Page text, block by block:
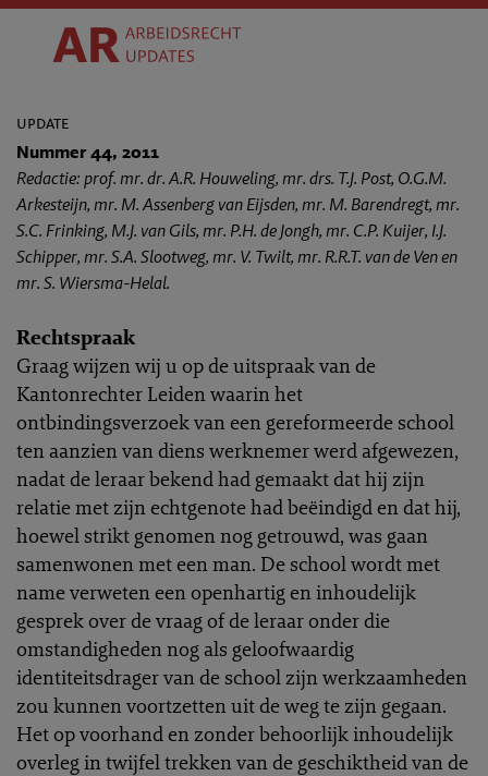
update
Nummer 44, 2011
Redactie: prof. mr. dr. A.R. Houweling, mr. drs. T.J. Post, O.G.M.
Arkesteijn, mr. M. Assenberg van Eijsden, mr. M. Barendregt, mr.
S.C. Frinking, M.J. van Gils, mr. P.H. de Jongh, mr. C.P. Kuijer, I.J.
Schipper, mr. S.A. Slootweg, mr. V. Twilt, mr. R.R.T. van de Ven en
mr. S. Wiersma-Helal.
Rechtspraak
Graag wijzen wij u op de uitspraak van de
Kantonrechter Leiden waarin het
ontbindingsverzoek van een gereformeerde school
ten aanzien van diens werknemer werd afgewezen,
nadat de leraar bekend had gemaakt dat hij zijn
relatie met zijn echtgenote had beëindigd en dat hij,
hoewel strikt genomen nog getrouwd, was gaan
samenwonen met een man. De school wordt met
name verweten een openhartig en inhoudelijk
gesprek over de vraag of de leraar onder die
omstandigheden nog als geloofwaardig
identiteitsdrager van de school zijn werkzaamheden
zou kunnen voortzetten uit de weg te zijn gegaan.
Het op voorhand en zonder behoorlijk inhoudelijk
overleg in twijfel trekken van de geschiktheid van de